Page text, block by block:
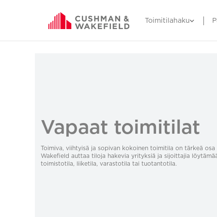
Toimitilahaku
Vapaat toimitilat
Toimiva, viihtyisä ja sopivan kokoinen toimitila on tärkeä osa
Wakefield auttaa tiloja hakevia yrityksiä ja sijoittajia
toimistotila, liiketila, varastotila tai tuotantotila.